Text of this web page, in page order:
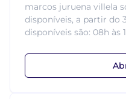
marcos juruena villela
disponíveis, a partir do
disponíveis são: 08h às